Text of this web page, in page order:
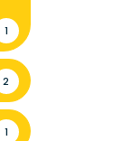
1
2
1